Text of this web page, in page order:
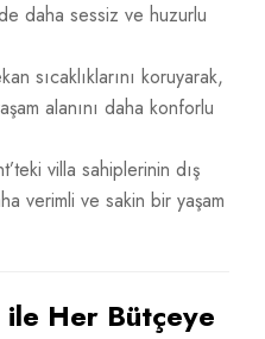
daha sessiz ve huzurlu
sıcaklıklarını koruyarak,
alanını daha konforlu
villa sahiplerinin dış
verimli ve sakin bir yaşam
ile Her Bütçeye